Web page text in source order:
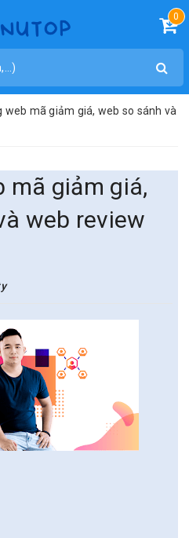
0
web mã giảm giá, web so sánh và
mã giảm giá,
web review